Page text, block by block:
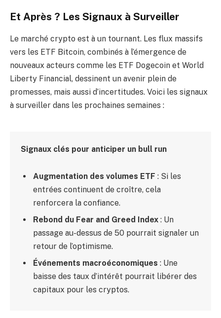
Et Après ? Les Signaux à Surveiller
Le marché crypto est à un tournant. Les flux massifs
vers les ETF Bitcoin, combinés à l’émergence de
nouveaux acteurs comme les ETF Dogecoin et World
Liberty Financial, dessinent un avenir plein de
promesses, mais aussi d’incertitudes. Voici les signaux
à surveiller dans les prochaines semaines :
Signaux clés pour anticiper un bull run
Augmentation des volumes ETF : Si les
entrées continuent de croître, cela
renforcera la confiance.
Rebond du Fear and Greed Index : Un
passage au-dessus de 50 pourrait signaler un
retour de l’optimisme.
Événements macroéconomiques : Une
baisse des taux d’intérêt pourrait libérer des
capitaux pour les cryptos.